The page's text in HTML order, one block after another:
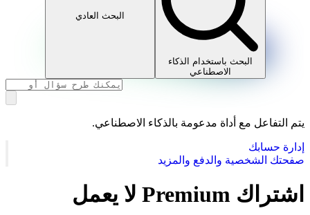
البحث باستخدام الذكاء
الاصطناعي
البحث العادي
يتم التفاعل مع أداة مدعومة بالذكاء الاصطناعي.
إدارة حسابك
صفحتك الشخصية والدفع والمزيد
اشتراك Premium لا يعمل